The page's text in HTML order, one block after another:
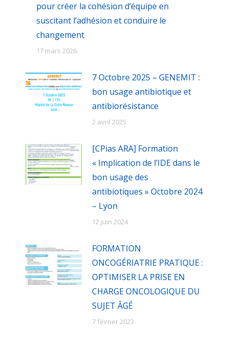
pour créer la cohésion d’équipe en
suscitant l’adhésion et conduire le
changement
17 mars 2026
7 Octobre 2025 – GENEMIT :
bon usage antibiotique et
antibiorésistance
2 avril 2025
[CPias ARA] Formation
« Implication de l’IDE dans le
bon usage des
antibiotiques » Octobre 2024
– Lyon
12 juin 2024
FORMATION
ONCOGÉRIATRIE PRATIQUE :
OPTIMISER LA PRISE EN
CHARGE ONCOLOGIQUE DU
SUJET ÂGÉ
7 février 2023